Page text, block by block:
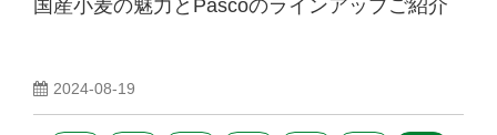
国産小麦の魅力とPascoのラインアップご紹介
2024-08-19